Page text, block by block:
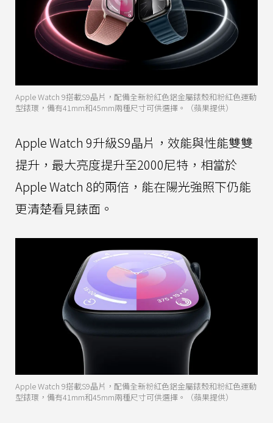
Apple Watch 9搭載S9晶片，配備全新粉紅色鋁金屬錶殼和粉紅色運動
型錶環，備有41mm和45mm兩種尺寸可供選擇。（蘋果提供）
Apple Watch 9升級S9晶片，效能與性能雙雙
提升，最大亮度提升至2000尼特，相當於
Apple Watch 8的兩倍，能在陽光強照下仍能
更清楚看見錶面。
Apple Watch 9搭載S9晶片，配備全新粉紅色鋁金屬錶殼和粉紅色運動
型錶環，備有41mm和45mm兩種尺寸可供選擇。（蘋果提供）